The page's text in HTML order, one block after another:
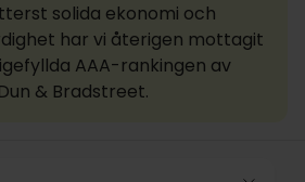
solida ekonomi och
har vi återigen mottagit
AAA-rankingen av
& Bradstreet.